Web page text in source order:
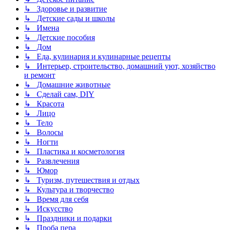
↳ Здоровье и развитие
↳ Детские сады и школы
↳ Имена
↳ Детские пособия
↳ Дом
↳ Еда, кулинария и кулинарные рецепты
↳ Интерьер, строительство, домашний уют, хозяйство
и ремонт
↳ Домашние животные
↳ Сделай сам, DIY
↳ Красота
↳ Лицо
↳ Тело
↳ Волосы
↳ Ногти
↳ Пластика и косметология
↳ Развлечения
↳ Юмор
↳ Туризм, путешествия и отдых
↳ Культура и творчество
↳ Время для себя
↳ Искусство
↳ Праздники и подарки
↳ Проба пера